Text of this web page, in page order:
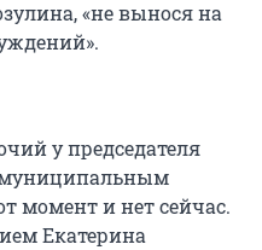
«не вынося на
у председателя
момент и нет сейчас.
Екатерина